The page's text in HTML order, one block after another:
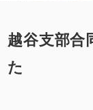
越谷支部合
た